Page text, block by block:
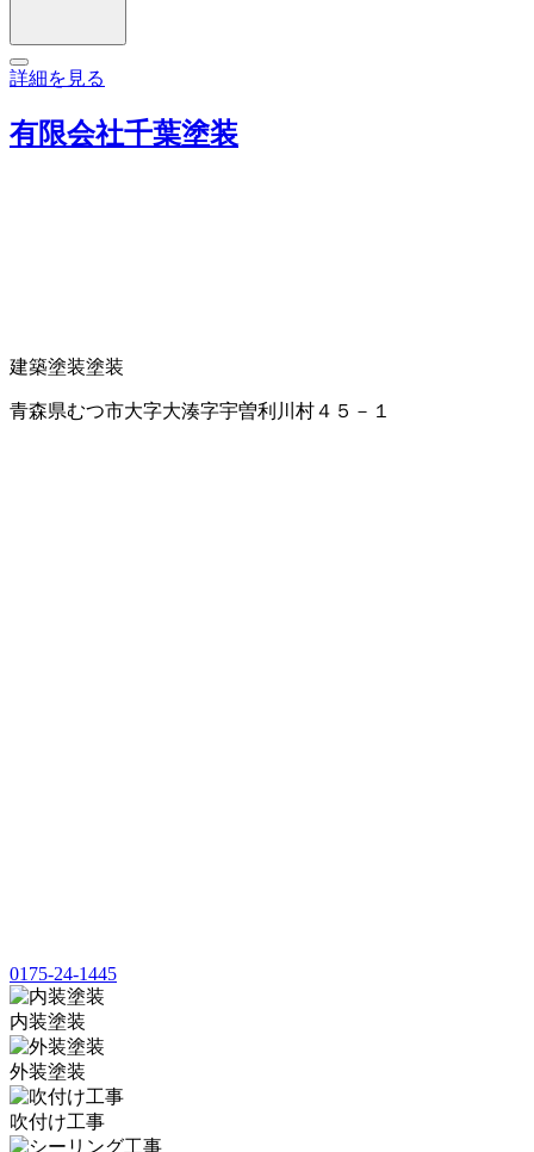
詳細を見る
有限会社千葉塗装
建築塗装塗装
青森県むつ市大字大湊字宇曽利川村４５－１
0175-24-1445
内装塗装
外装塗装
吹付け工事